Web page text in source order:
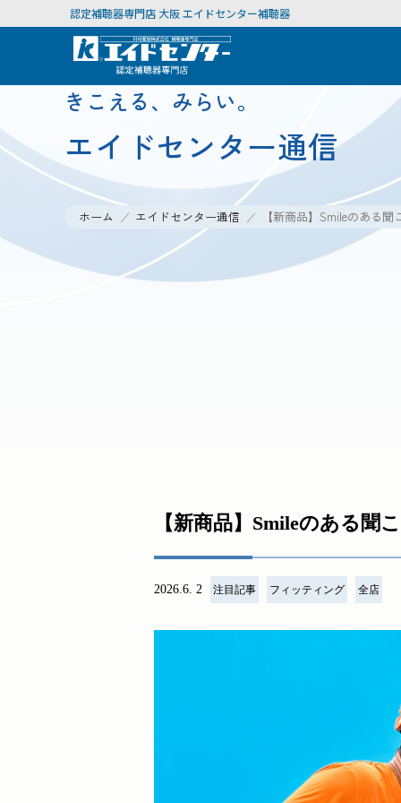
認定補聴器専門店 大阪 エイドセンター補聴器
きこえる、みらい。
エイドセンター通信
ホーム エイドセンター通信 【新商品】Smileのある聞
【新商品】Smileのある聞
2026.6. 2 注目記事 フィッティング 全店